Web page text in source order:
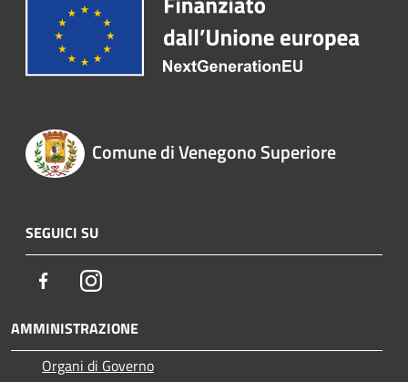
Comune di Venegono Superiore
SEGUICI SU
FacebookInstagram
AMMINISTRAZIONE
Organi di Governo